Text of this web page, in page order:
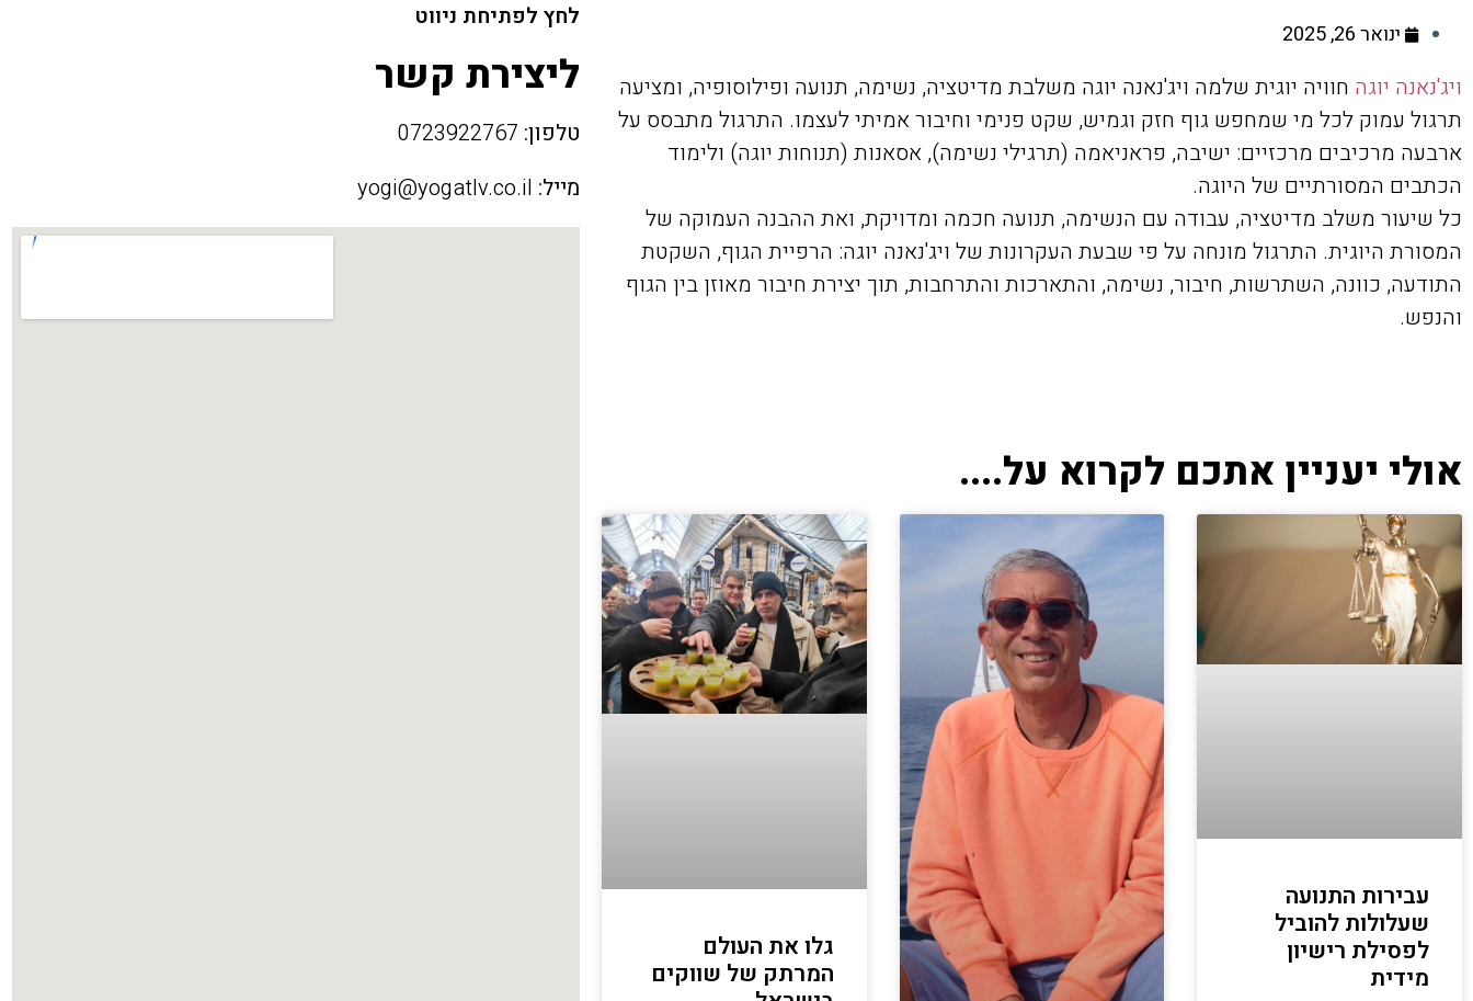
ינואר 26, 2025
ויג'נאנה יוגה חוויה יוגית שלמה ויג'נאנה יוגה משלבת מדיטציה, נשימה, תנועה ופילוסופיה, ומציעה
תרגול עמוק לכל מי שמחפש גוף חזק וגמיש, שקט פנימי וחיבור אמיתי לעצמו. התרגול מתבסס על
ארבעה מרכיבים מרכזיים: ישיבה, פראניאמה (תרגילי נשימה), אסאנות (תנוחות יוגה) ולימוד
הכתבים המסורתיים של היוגה.
כל שיעור משלב מדיטציה, עבודה עם הנשימה, תנועה חכמה ומדויקת, ואת ההבנה העמוקה של
המסורת היוגית. התרגול מונחה על פי שבעת העקרונות של ויג'נאנה יוגה: הרפיית הגוף, השקטת
התודעה, כוונה, השתרשות, חיבור, נשימה, והתארכות והתרחבות, תוך יצירת חיבור מאוזן בין הגוף
והנפש.
אולי יעניין אתכם לקרוא על....
עבירות התנועה
שעלולות להוביל
לפסילת רישיון
מידית
גלו את העולם
המרתק של שווקים
לחץ לפתיחת ניווט
ליצירת קשר
טלפון:
מייל: yogi@yogatlv.co.il